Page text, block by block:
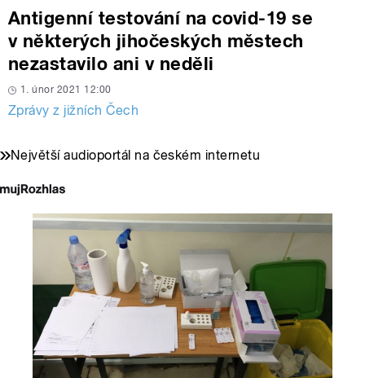
Antigenní testování na covid-19 se
v některých jihočeských městech
nezastavilo ani v neděli
1. únor 2021 12:00
Zprávy z jižních Čech
Největší audioportál na českém internetu